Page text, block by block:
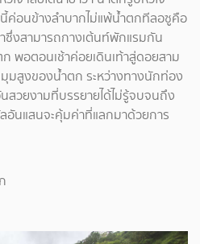
ค่อนข้างลำบากไม่แพ้น้ำตกทีลอซูคือ
ซึ่งสามารถกางเต้นท์พักแรมกัน
ก พอตอนเช้าค่อยเดินเท้าสู่ดอยสาม
มสูงของน้ำตก ระหว่างทางนักท่อง
สวยงามที่บรรยายได้ไม่รู้จบจนถึง
อันแสนจะคุ้มค่าที่แลกมาด้วยการ